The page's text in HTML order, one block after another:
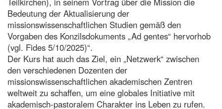
Bedeutung der Aktualisierung der
missionswissenschaftlichen Studien gemäß den
Vorgaben des Konzilsdokuments „Ad gentes“ hervorhob
(vgl. Fides 5/10/2025)“.
Der Kurs hat auch das Ziel, ein „Netzwerk“ zwischen
den verschiedenen Dozenten der
missionswissenschaftlichen akademischen Zentren
weltweit zu schaffen, um eine globales Initiative mit
akademisch-pastoralem Charakter ins Leben zu rufen.